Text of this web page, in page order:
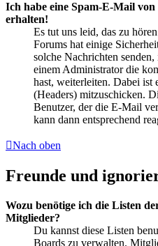
Ich habe eine Spam-E-Mail
erhalten!
Es tut uns leid, das zu
Forums hat einige
solche Nachrichten
einem Administrator die
hast, weiterleiten. Dabei
(Headers) mitzuschicken.
Benutzer, der die E-Mail
kann dann entsprechend
Nach oben
Freunde und
Wozu benötige ich die Listen
Mitglieder?
Du kannst diese Listen
Boards zu verwalten.